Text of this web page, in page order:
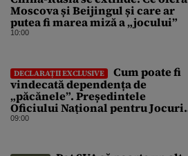
Moscova și Beijingul și care ar
putea fi marea miză a „jocului”
10:00
DECLARAȚII EXCLUSIVE
Cum poate fi
vindecată dependența de
„păcănele”. Președintele
Oficiului Național pentru Jocuri
de Noroc propune o ordonanță de
09:00